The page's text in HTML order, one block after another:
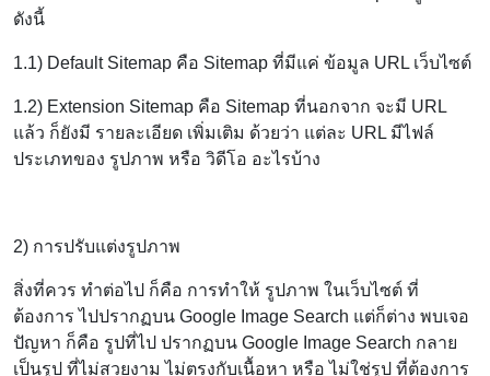
ดังนี้
1.1) Default Sitemap คือ Sitemap ที่มีแค่ ข้อมูล URL เว็บไซต์
1.2) Extension Sitemap คือ Sitemap ที่นอกจาก จะมี URL
แล้ว ก็ยังมี รายละเอียด เพิ่มเติม ด้วยว่า แต่ละ URL มีไฟล์
ประเภทของ รูปภาพ หรือ วิดีโอ อะไรบ้าง
2) การปรับแต่งรูปภาพ
สิ่งที่ควร ทำต่อไป ก็คือ การทำให้ รูปภาพ ในเว็บไซต์ ที่
ต้องการ ไปปรากฏบน Google Image Search แต่ก็ต่าง พบเจอ
ปัญหา ก็คือ รูปที่ไป ปรากฏบน Google Image Search กลาย
เป็นรูป ที่ไม่สวยงาม ไม่ตรงกับเนื้อหา หรือ ไม่ใช่รูป ที่ต้องการ